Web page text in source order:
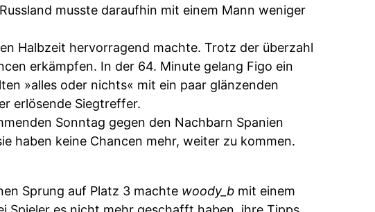
musste daraufhin mit einem Mann weniger
Halbzeit hervorragend machte. Trotz der überzahl
erkämpfen. In der 64. Minute gelang Figo ein
»alles oder nichts« mit ein paar glänzenden
erlösende Siegtreffer.
Sonntag gegen den Nachbarn Spanien
haben keine Chancen mehr, weiter zu kommen.
Sprung auf Platz 3 machte woody_b mit einem